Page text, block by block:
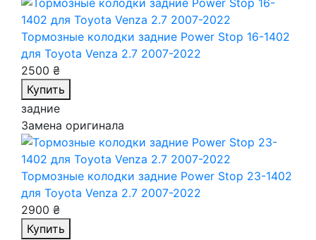
Тормозные колодки задние Power Stop 16-1402
для Toyota Venza 2.7 2007-2022
2500 ₴
Купить
задние
Замена оригинала
Тормозные колодки задние Power Stop 23-1402
для Toyota Venza 2.7 2007-2022
2900 ₴
Купить